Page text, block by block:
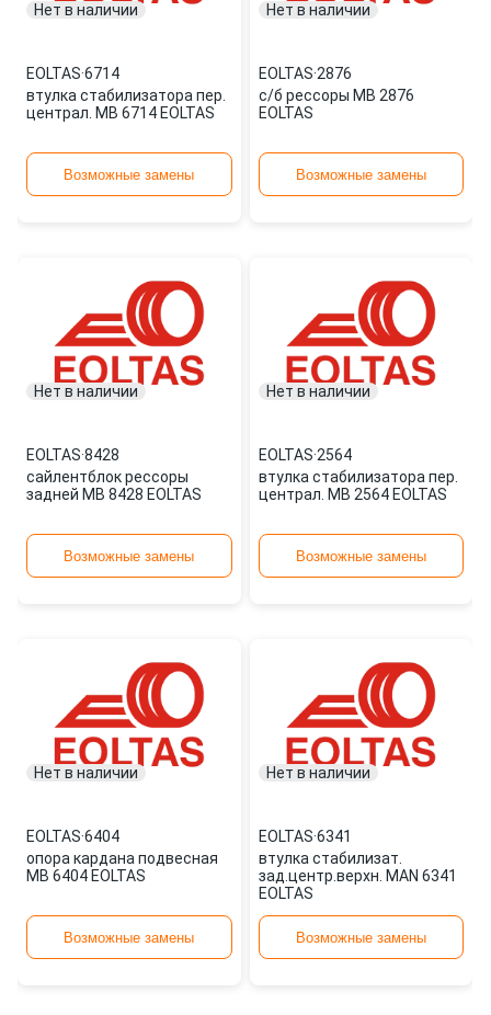
Нет в наличии
EOLTAS·6714
втулка стабилизатора пер.
централ. MB 6714 EOLTAS
Возможные замены
Нет в наличии
EOLTAS·2876
с/б рессоры MB 2876
EOLTAS
Возможные замены
Нет в наличии
EOLTAS·8428
сайлентблок рессоры
задней MB 8428 EOLTAS
Возможные замены
Нет в наличии
EOLTAS·2564
втулка стабилизатора пер.
централ. MB 2564 EOLTAS
Возможные замены
Нет в наличии
EOLTAS·6404
опора кардана подвесная
MB 6404 EOLTAS
Возможные замены
Нет в наличии
EOLTAS·6341
втулка стабилизат.
зад.центр.верхн. MAN 6341
EOLTAS
Возможные замены